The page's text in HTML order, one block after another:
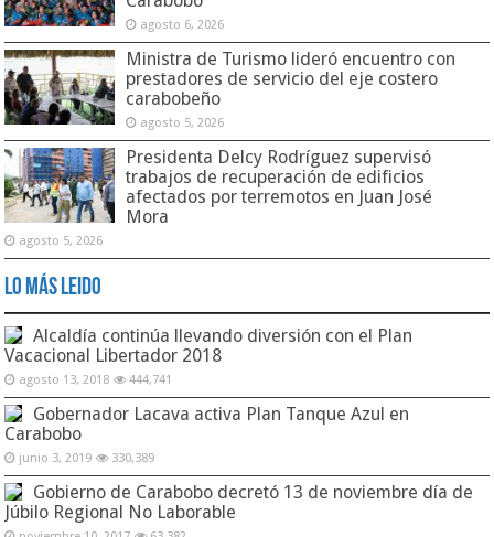
agosto 6, 2026
Ministra de Turismo lideró encuentro con
prestadores de servicio del eje costero
carabobeño
agosto 5, 2026
Presidenta Delcy Rodríguez supervisó
trabajos de recuperación de edificios
afectados por terremotos en Juan José
Mora
agosto 5, 2026
Lo Más Leido
Alcaldía continúa llevando diversión con el Plan
Vacacional Libertador 2018
agosto 13, 2018 444,741
Gobernador Lacava activa Plan Tanque Azul en
Carabobo
junio 3, 2019 330,389
Gobierno de Carabobo decretó 13 de noviembre día de
Júbilo Regional No Laborable